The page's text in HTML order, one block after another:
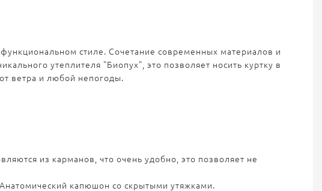
стиле. Сочетание современных материалов и
утеплителя "Биопух", это позволяет носить куртку в
ветра и любой непогоды.
из карманов, что очень удобно, это позволяет не
капюшон со скрытыми утяжками.